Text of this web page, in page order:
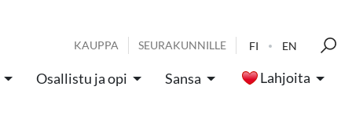
KAUPPA SEURAKUNNILLE FI EN
Osallistu ja opi Sansa Lahjoita